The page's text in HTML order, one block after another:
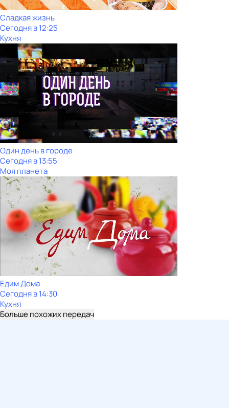
Сладкая жизнь
Сегодня в 12:25
Кухня
Один день в городе
Сегодня в 13:55
Моя планета
Едим Дома
Сегодня в 14:30
Кухня
Больше похожих передач